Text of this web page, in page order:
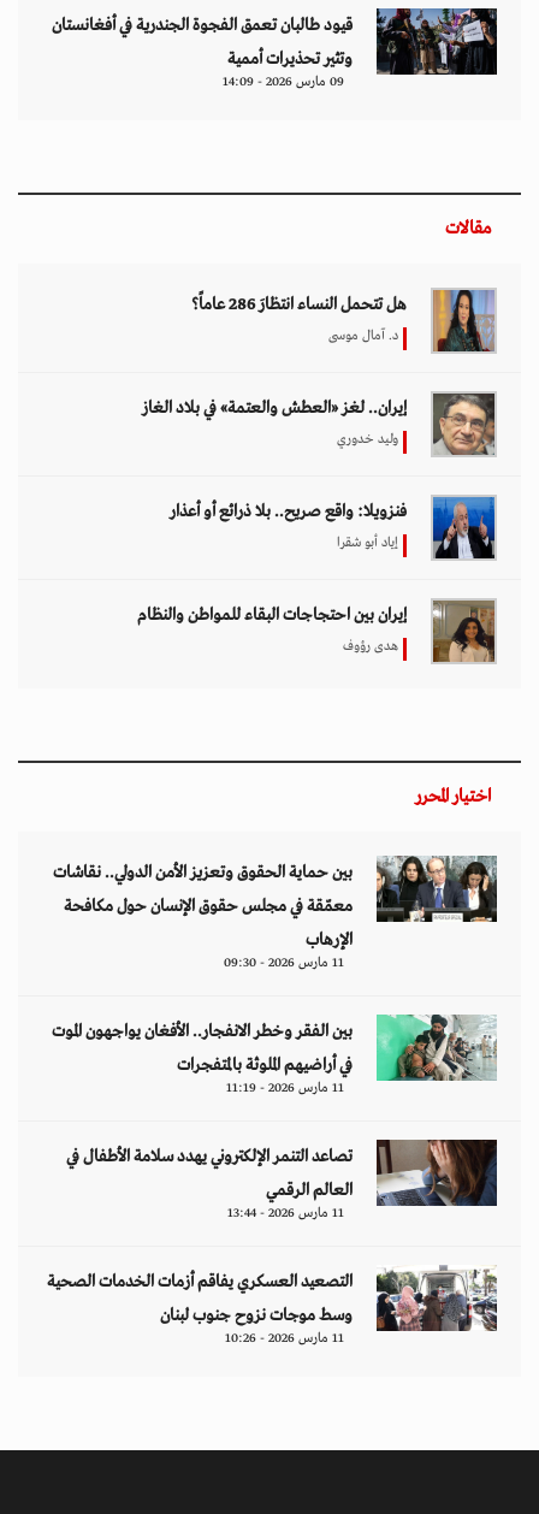
قيود طالبان تعمق الفجوة الجندرية في أفغانستان
وتثير تحذيرات أممية
09 مارس 2026 - 14:09
مقالات
هل تتحمل النساء انتظارَ 286 عاماً؟
د. آمال موسى
إيران.. لغز «العطش والعتمة» في بلاد الغاز
وليد خدوري
فنزويلا: واقع صريح.. بلا ذرائع أو أعذار
إياد أبو شقرا
إيران بين احتجاجات البقاء للمواطن والنظام
هدى رؤوف
اختيار المحرر
بين حماية الحقوق وتعزيز الأمن الدولي.. نقاشات
معمّقة في مجلس حقوق الإنسان حول مكافحة
الإرهاب
11 مارس 2026 - 09:30
بين الفقر وخطر الانفجار.. الأفغان يواجهون الموت
في أراضيهم الملوثة بالمتفجرات
11 مارس 2026 - 11:19
تصاعد التنمر الإلكتروني يهدد سلامة الأطفال في
العالم الرقمي
11 مارس 2026 - 13:44
التصعيد العسكري يفاقم أزمات الخدمات الصحية
وسط موجات نزوح جنوب لبنان
11 مارس 2026 - 10:26